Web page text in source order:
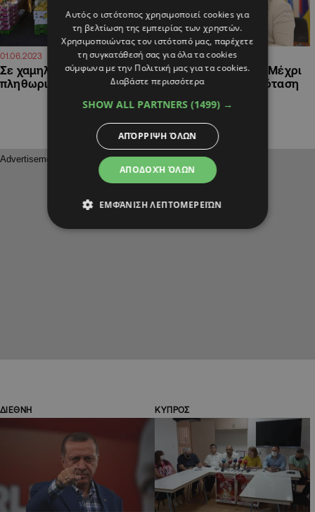
01.06.2023
Σε χαμηλό δύο ετών ο
πληθωρισμός τον Μάιο
04.04.2023 11:37
Υπουργός Παιδείας: Μέχρι
τέλος Μαΐου νέα πρόταση
ΔΙΕΘΝΗ ΚΥΠΡΟΣ
Αυτός ο ιστότοπος χρησιμοποιεί cookies για
τη βελτίωση της εμπειρίας των χρηστών.
Χρησιμοποιώντας τον ιστότοπό μας, παρέχετε
τη συγκατάθεσή σας για όλα τα cookies
σύμφωνα με την Πολιτική μας για τα cookies.
Διαβάστε περισσότερα
SHOW ALL PARTNERS (1499) →
ΑΠΟΔΟΧΉ ΌΛΩΝ
ΑΠΌΡΡΙΨΗ ΌΛΩΝ
ΕΜΦΆΝΙΣΗ ΛΕΠΤΟΜΕΡΕΙΏΝ